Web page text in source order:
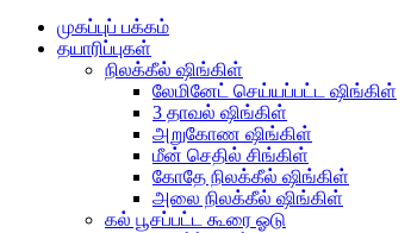
முகப்புப் பக்கம்
தயாரிப்புகள்
நிலக்கீல் ஷிங்கிள்
லேமினேட் செய்யப்பட்ட ஷிங்கிள்
3 தாவல் ஷிங்கிள்
அறுகோண ஷிங்கிள்
மீன் செதில் சிங்கிள்
கோதே நிலக்கீல் ஷிங்கிள்
அலை நிலக்கீல் ஷிங்கிள்
கல் பூசப்பட்ட கூரை ஓடு